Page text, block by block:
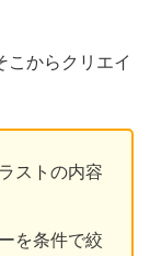
こからクリエイ
ストの内容
を条件で絞